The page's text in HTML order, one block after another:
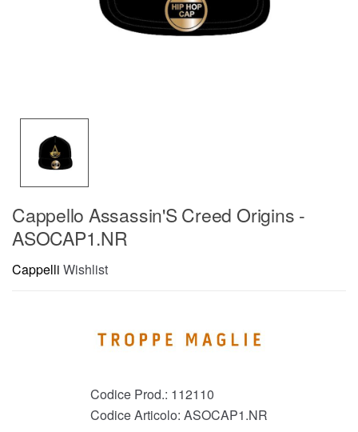
Cappello Assassin'S Creed Origins -
ASOCAP1.NR
Cappelli Wishlist
Codice Prod.: 112110
Codice Articolo: ASOCAP1.NR